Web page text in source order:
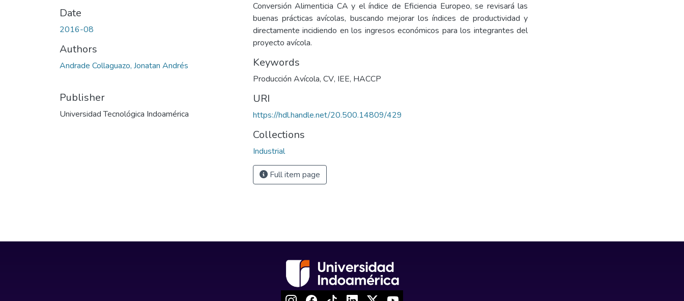
Date
2016-08
Authors
Andrade Collaguazo, Jonatan Andrés
Publisher
Universidad Tecnológica Indoamérica
Conversión Alimenticia CA y el índice de Eficiencia Europeo, se revisará las
buenas prácticas avícolas, buscando mejorar los índices de productividad y
directamente incidiendo en los ingresos económicos para los integrantes del
proyecto avícola.
Keywords
Producción Avícola, CV, IEE, HACCP
URI
https://hdl.handle.net/20.500.14809/429
Collections
Industrial
Full item page